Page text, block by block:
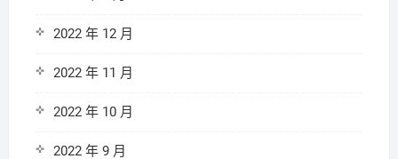
2022 年 12 月
2022 年 11 月
2022 年 10 月
2022 年 9 月